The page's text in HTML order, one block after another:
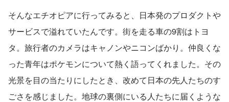
そんなエチオピアに行ってみると、日本発のプロダクトや
サービスで溢れていたんです。街を走る車の9割はトヨ
タ。旅行者のカメラはキャノンやニコンばかり。仲良くな
った青年はポケモンについて熱く語ってくれました。その
光景を目の当たりにしたとき、改めて日本の先人たちのす
ごさを感じました。地球の裏側にいる人たちに届くような